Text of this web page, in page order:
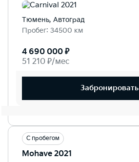
Тюмень, Автоград
Пробег: 34500 км
4 690 000 ₽
51 210 ₽/мес
Забронировать
С пробегом
Mohave 2021